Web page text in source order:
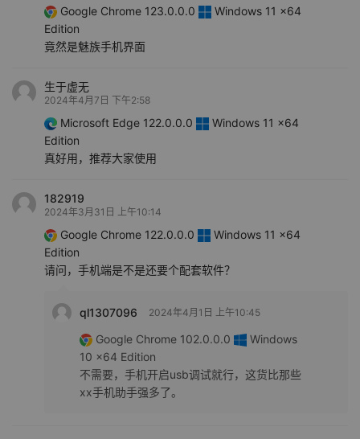
Google Chrome 123.0.0.0
Windows 11 x64
Edition
竟然是魅族手机界面
生于虚无
2024年4月7日 下午2:58
Microsoft Edge 122.0.0.0
Windows 11 x64
Edition
真好用，推荐大家使用
182919
2024年3月31日 上午10:14
Google Chrome 122.0.0.0
Windows 11 x64
Edition
请问，手机端是不是还要个配套软件？
ql1307096 2024年4月1日 上午10:45
Google Chrome 102.0.0.0
Windows
10 x64 Edition
不需要，手机开启usb调试就行，这货比那些
xx手机助手强多了。